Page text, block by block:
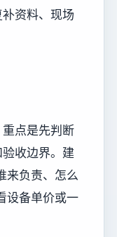
资料、现场
点是先判断
收边界。建
来负责、怎么
设备单价或一